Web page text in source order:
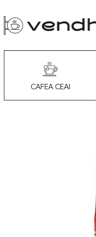
CAFEA CEAI